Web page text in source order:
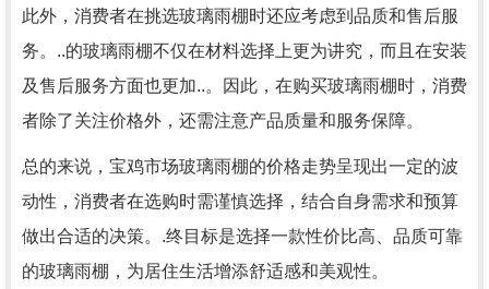
此外，消费者在挑选玻璃雨棚时还应考虑到品质和售后服
务。..的玻璃雨棚不仅在材料选择上更为讲究，而且在安装
及售后服务方面也更加..。因此，在购买玻璃雨棚时，消费
者除了关注价格外，还需注意产品质量和服务保障。
总的来说，宝鸡市场玻璃雨棚的价格走势呈现出一定的波
动性，消费者在选购时需谨慎选择，结合自身需求和预算
做出合适的决策。.终目标是选择一款性价比高、品质可靠
的玻璃雨棚，为居住生活增添舒适感和美观性。